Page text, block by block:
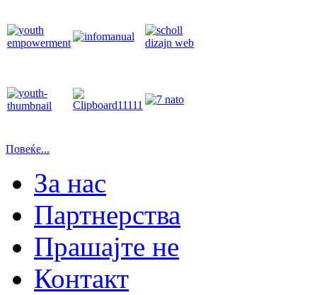
Повеќе...
За нас
Партнерства
Прашајте не
Контакт